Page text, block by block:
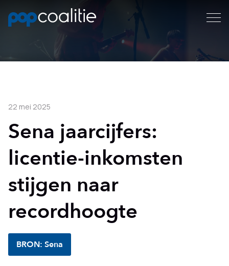
22 mei 2025
Sena jaarcijfers:
licentie-inkomsten
stijgen naar
recordhoogte
BRON: Sena